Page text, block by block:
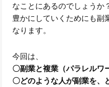
なことにあるのでしょうか
豊かにしていくためにも副
なります。
今回は、
〇副業と複業（パラレルワ
〇どのような人が副業を、